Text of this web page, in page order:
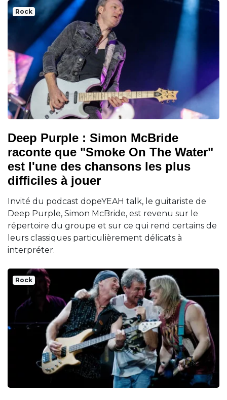
Rock
Deep Purple : Simon McBride
raconte que "Smoke On The Water"
est l'une des chansons les plus
difficiles à jouer
Invité du podcast dopeYEAH talk, le guitariste de
Deep Purple, Simon McBride, est revenu sur le
répertoire du groupe et sur ce qui rend certains de
leurs classiques particulièrement délicats à
interpréter.
Rock